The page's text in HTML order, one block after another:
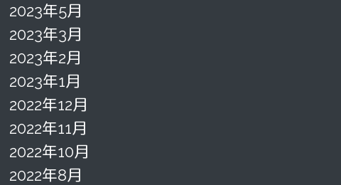
2023年5月
2023年3月
2023年2月
2023年1月
2022年12月
2022年11月
2022年10月
2022年8月